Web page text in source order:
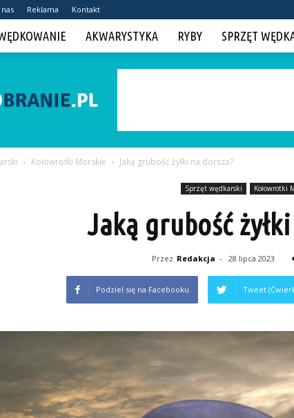
nas Reklama Kontakt
AKWARYSTYKA RYBY SPRZĘT
Kołowrotki Morskie Jaką grubość żyłki na dorsza?
Sprzęt wędkarski Kołowrotki
Jaką grubość
Przez Redakcja - 28 lipca 2023
Podziel się na Facebooku Tweet